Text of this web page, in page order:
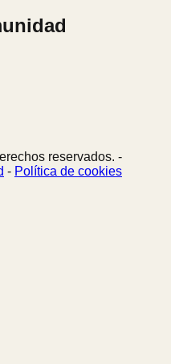
reservados. -
- Política de cookies